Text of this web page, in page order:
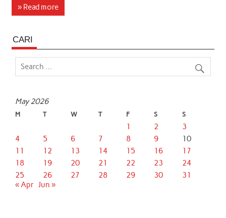
c
b
o
o
i
e
r
A
d
» Read more
CARI
May 2026
M T W T F S S
1 2
3
4
5 6 7 8 9
10
11
12 13 14 15 16
17
18
19 20 21 22 23
24
25
26 27 28 29 30
31
« Apr Jun »